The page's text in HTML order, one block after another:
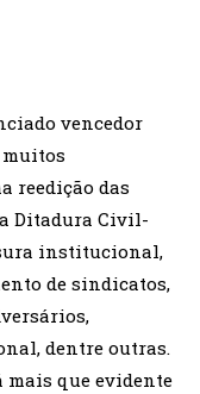
vencedor
muitos
reedição das
Ditadura Civil-
institucional,
de sindicatos,
dentre outras.
mais que evidente